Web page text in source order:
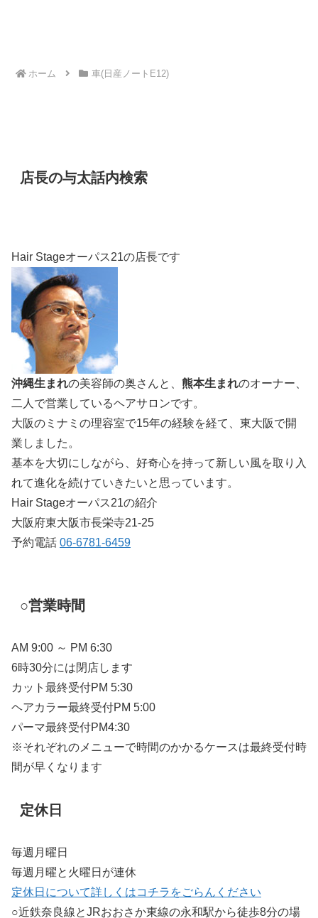
ホーム 車(日産ノートE12)
店長の与太話内検索
Hair Stageオーパス21の店長です
沖縄生まれの美容師の奥さんと、 熊本生まれのオーナー、
二人で営業しているヘアサロンです。
大阪のミナミの理容室で15年の経験を経て、東大阪で開
業しました。
基本を大切にしながら、好奇心を持って新しい風を取り入
れて進化を続けていきたいと思っています。
Hair Stageオーパス21の紹介
大阪府東大阪市長栄寺21-25
予約電話 06-6781-6459
○営業時間
AM 9:00 ～ PM 6:30
6時30分には閉店します
カット最終受付PM 5:30
ヘアカラー最終受付PM 5:00
パーマ最終受付PM4:30
※それぞれのメニューで時間のかかるケースは最終受付時
間が早くなります
定休日
毎週月曜日
毎週月曜と火曜日が連休
定休日について詳しくはコチラをごらんください
○近鉄奈良線とJRおおさか東線の永和駅から徒歩8分の場